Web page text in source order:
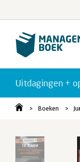
Uitdagingen +
Boeken